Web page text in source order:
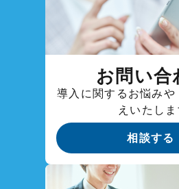
お問い合
導入に関するお悩みや
えいたし
相談する